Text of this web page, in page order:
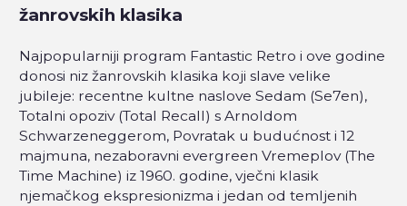
žanrovskih klasika
Najpopularniji program Fantastic Retro i ove godine
donosi niz žanrovskih klasika koji slave velike
jubileje: recentne kultne naslove Sedam (Se7en),
Totalni opoziv (Total Recall) s Arnoldom
Schwarzeneggerom, Povratak u budućnost i 12
majmuna, nezaboravni evergreen Vremeplov (The
Time Machine) iz 1960. godine, vječni klasik
njemačkog ekspresionizma i jedan od temljenih